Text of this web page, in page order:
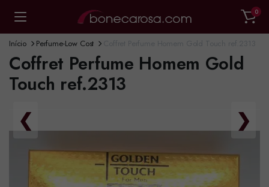
0
Início Perfume-Low Cost
Coffret Perfume Homem Gold
Touch ref.2313
❮ ❯